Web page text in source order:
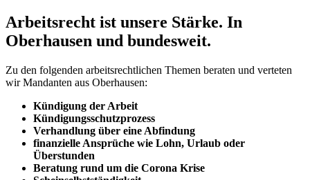
Arbeitsrecht ist unsere Stärke. In
Oberhausen und bundesweit.
Zu den folgenden arbeitsrechtlichen Themen beraten und verteten
wir Mandanten aus Oberhausen:
Kündigung der Arbeit
Kündigungsschutzprozess
Verhandlung über eine Abfindung
finanzielle Ansprüche wie Lohn, Urlaub oder
Überstunden
Beratung rund um die Corona Krise